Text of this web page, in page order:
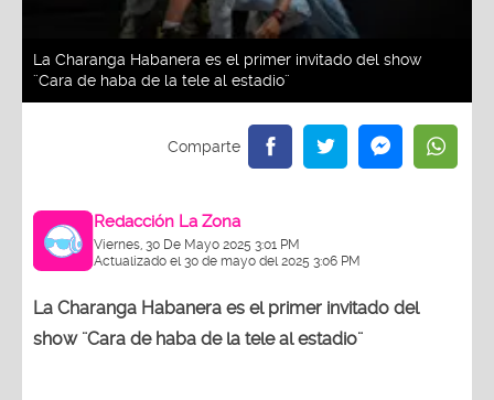
La Charanga Habanera es el primer invitado del show
¨Cara de haba de la tele al estadio¨
Redacción La Zona
Viernes, 30 De Mayo 2025 3:01 PM
Actualizado el 30 de mayo del 2025 3:06 PM
La Charanga Habanera es el primer invitado del
show ¨Cara de haba de la tele al estadio¨